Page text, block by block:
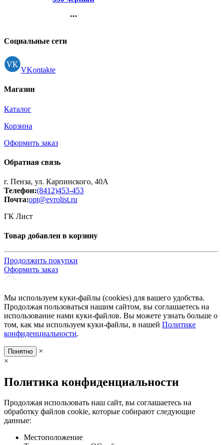
...
Регистрация
Социальные сети
VKontakte
Магазин
Каталог
Корзина
Оформить заказ
Обратная связь
г. Пенза, ул. Карпинского, 40А
Телефон:(8412)453-453
Почта:opt@evrolist.ru
ГК Лист
Товар добавлен в корзину
Продолжить покупки
Оформить заказ
Мы используем куки-файлы (cookies) для вашего удобства.
Продолжая пользоваться нашим сайтом, вы соглашаетесь на
использование нами куки-файлов. Вы можете узнать больше о
том, как мы используем куки-файлы, в нашей Политике
конфиденциальности.
Понятно
×
×
Политика конфиденциальности
Продолжая использовать наш сайт, вы соглашаетесь на
обработку файлов cookie, которые собирают следующие
данные:
Местоположение